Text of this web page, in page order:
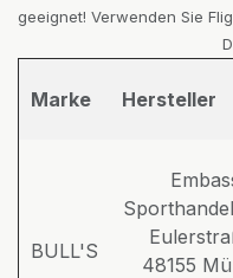
geeignet! Verwenden Sie
Marke Hersteller
BULL'S
48155